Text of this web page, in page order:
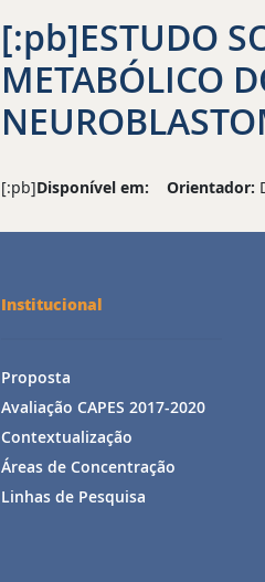
[:pb]ESTUDO
METABÓLICO
[:pb]Disponível em: Orientador:
Institucional
Proposta
Avaliação CAPES 2017-2020
Contextualização
Áreas de Concentração
Linhas de Pesquisa